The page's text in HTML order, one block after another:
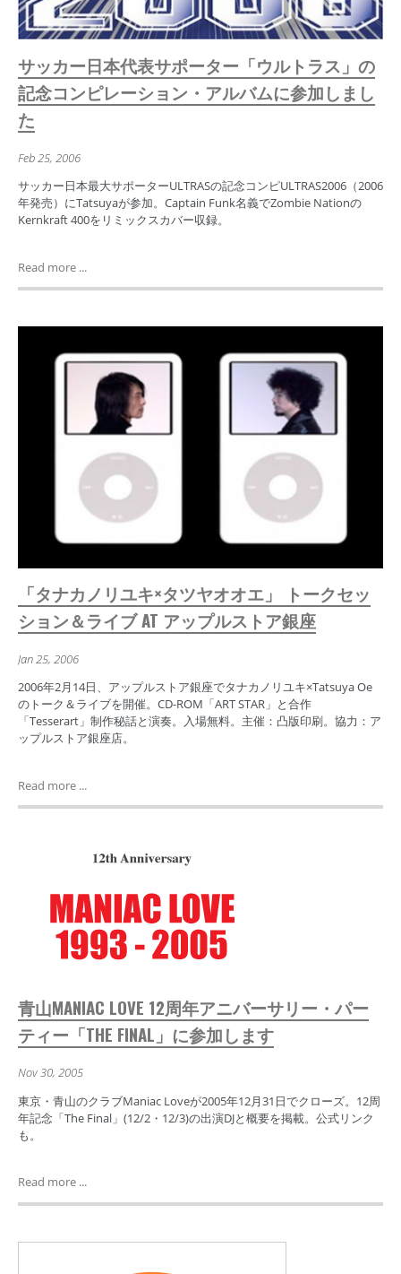
サッカー日本代表サポーター「ウルトラス」の
記念コンピレーション・アルバムに参加しまし
た
Feb 25, 2006
サッカー日本最大サポーターULTRASの記念コンピULTRAS2006（2006
年発売）にTatsuyaが参加。Captain Funk名義でZombie Nationの
Kernkraft 400をリミックスカバー収録。
Read more ...
「タナカノリユキ×タツヤオオエ」 トークセッ
ション＆ライブ AT アップルストア銀座
Jan 25, 2006
2006年2月14日、アップルストア銀座でタナカノリユキ×Tatsuya Oe
のトーク＆ライブを開催。CD-ROM「ART STAR」と合作
「Tesserart」制作秘話と演奏。入場無料。主催：凸版印刷。協力：ア
ップルストア銀座店。
Read more ...
青山MANIAC LOVE 12周年アニバーサリー・パー
ティー「THE FINAL」に参加します
Nov 30, 2005
東京・青山のクラブManiac Loveが2005年12月31日でクローズ。12周
年記念「The Final」(12/2・12/3)の出演DJと概要を掲載。公式リンク
も。
Read more ...